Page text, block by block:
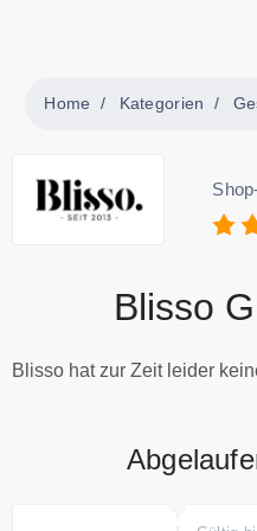
Home Kategorien
Blisso
Blisso hat zur Zeit leider